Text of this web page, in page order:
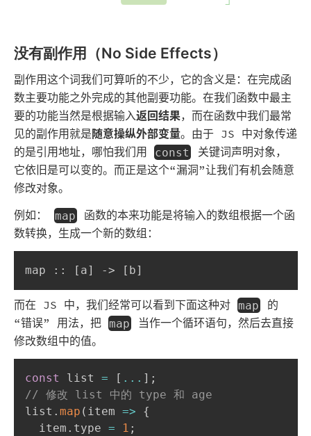
没有副作用（No Side Effects）
副作用这个词我们可算听的不少，它的含义是：在完成函
数主要功能之外完成的其他副要功能。在我们函数中最主
要的功能当然是根据输入返回结果，而在函数中我们最常
见的副作用就是随意操纵外部变量。由于 JS 中对象传递
的是引用地址，哪怕我们用
const关键词声明对象，
它依旧是可以变的。而正是这个“漏洞”让我们有机会随意
修改对象。
例如：
map函数的本来功能是将输入的数组根据一个函
数转换，生成一个新的数组：
map :: [a] -> [b]
而在 JS 中，我们经常可以看到下面这种对 map的
“错误” 用法，把
map当作一个循环语句，然后去直接
修改数组中的值。
const list = [ ... ] ;
// 修改 list 中的 type 和 age
list . map ( item =>
{
  item
. type = 1 ;